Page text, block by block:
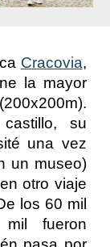
Cracovia,
la mayor
su
una vez
un museo)
otro viaje
los 60 mil
fueron